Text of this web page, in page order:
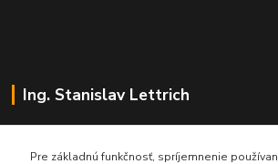
Ing. Stanislav Lettrich
Pre základnú funkčnosť, spríjemnenie